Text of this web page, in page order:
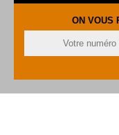
ON VOUS